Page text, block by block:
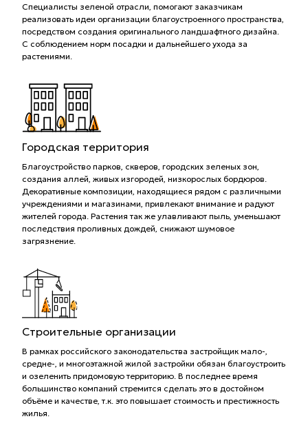
Специалисты зеленой отрасли, помогают заказчикам
реализовать идеи организации благоустроенного пространства,
посредством создания оригинального ландшафтного дизайна.
С соблюдением норм посадки и дальнейшего ухода за
растениями.
Городская территория
Благоустройство парков, скверов, городских зеленых зон,
создания аллей, живых изгородей, низкорослых бордюров.
Декоративные композиции, находящиеся рядом с различными
учреждениями и магазинами, привлекают внимание и радуют
жителей города. Растения так же улавливают пыль, уменьшают
последствия проливных дождей, снижают шумовое
загрязнение.
Строительные организации
В рамках российского законодательства застройщик мало-,
средне-, и многоэтажной жилой застройки обязан благоустроить
и озеленить придомовую территорию. В последнее время
большинство компаний стремится сделать это в достойном
объёме и качестве, т.к. это повышает стоимость и престижность
жилья.